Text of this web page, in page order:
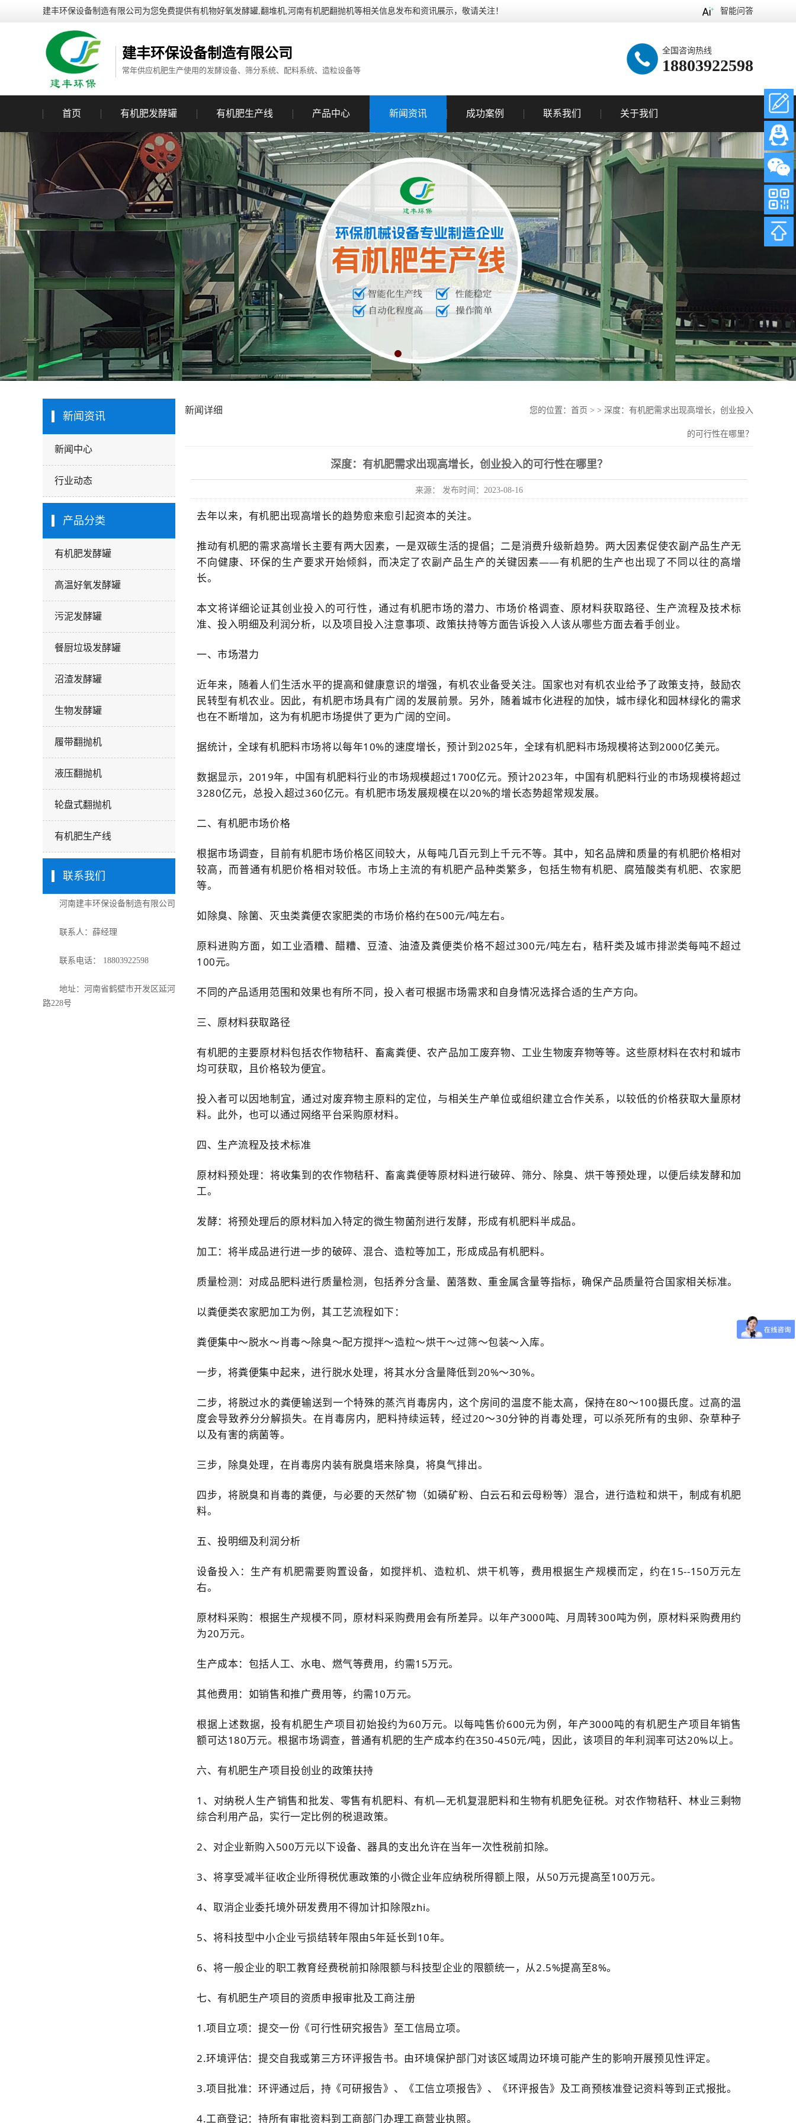
建丰环保设备制造有限公司为您免费提供有机物好氧发酵罐,翻堆机,河南有机肥翻抛机等相关信息发布和资讯展示，敬请关注！ 智能问答
建丰环保设备制造有限公司
常年供应机肥生产使用的发酵设备、筛分系统、配料系统、造粒设备等
全国咨询热线
18803922598
首页 有机肥发酵罐 有机肥生产线 产品中心 新闻资讯 成功案例 联系我们 关于我们
新闻资讯
新闻中心
行业动态
产品分类
有机肥发酵罐
高温好氧发酵罐
污泥发酵罐
餐厨垃圾发酵罐
沼渣发酵罐
生物发酵罐
履带翻抛机
液压翻抛机
轮盘式翻抛机
有机肥生产线
联系我们
河南建丰环保设备制造有限公司
联系人：薛经理
联系电话： 18803922598
地址：河南省鹤壁市开发区延河
路228号
新闻详细 您的位置： 首页 > > 深度：有机肥需求出现高增长，创业投入
的可行性在哪里？
深度：有机肥需求出现高增长，创业投入的可行性在哪里？
来源： 发布时间：2023-08-16
去年以来，有机肥出现高增长的趋势愈来愈引起资本的关注。
推动有机肥的需求高增长主要有两大因素，一是双碳生活的提倡；二是消费升级新趋势。两大因素促使农副产品生产无
不向健康、环保的生产要求开始倾斜，而决定了农副产品生产的关键因素——有机肥的生产也出现了不同以往的高增
长。
本文将详细论证其创业投入的可行性，通过有机肥市场的潜力、市场价格调查、原材料获取路径、生产流程及技术标
准、投入明细及利润分析，以及项目投入注意事项、政策扶持等方面告诉投入人该从哪些方面去着手创业。
一、市场潜力
近年来，随着人们生活水平的提高和健康意识的增强，有机农业备受关注。国家也对有机农业给予了政策支持，鼓励农
民转型有机农业。因此，有机肥市场具有广阔的发展前景。另外，随着城市化进程的加快，城市绿化和园林绿化的需求
也在不断增加，这为有机肥市场提供了更为广阔的空间。
据统计，全球有机肥料市场将以每年10%的速度增长，预计到2025年，全球有机肥料市场规模将达到2000亿美元。
数据显示，2019年，中国有机肥料行业的市场规模超过1700亿元。预计2023年，中国有机肥料行业的市场规模将超过
3280亿元，总投入超过360亿元。有机肥市场发展规模在以20%的增长态势超常规发展。
二、有机肥市场价格
根据市场调查，目前有机肥市场价格区间较大，从每吨几百元到上千元不等。其中，知名品牌和质量的有机肥价格相对
较高，而普通有机肥价格相对较低。市场上主流的有机肥产品种类繁多，包括生物有机肥、腐殖酸类有机肥、农家肥
等。
如除臭、除箘、灭虫类粪便农家肥类的市场价格约在500元/吨左右。
原料进购方面，如工业酒糟、醋糟、豆渣、油渣及粪便类价格不超过300元/吨左右，秸秆类及城市排淤类每吨不超过
100元。
不同的产品适用范围和效果也有所不同，投入者可根据市场需求和自身情况选择合适的生产方向。
三、原材料获取路径
有机肥的主要原材料包括农作物秸秆、畜禽粪便、农产品加工废弃物、工业生物废弃物等等。这些原材料在农村和城市
均可获取，且价格较为便宜。
投入者可以因地制宜，通过对废弃物主原料的定位，与相关生产单位或组织建立合作关系，以较低的价格获取大量原材
料。此外，也可以通过网络平台采购原材料。
四、生产流程及技术标准
原材料预处理：将收集到的农作物秸秆、畜禽粪便等原材料进行破碎、筛分、除臭、烘干等预处理，以便后续发酵和加
工。
发酵：将预处理后的原材料加入特定的微生物菌剂进行发酵，形成有机肥料半成品。
加工：将半成品进行进一步的破碎、混合、造粒等加工，形成成品有机肥料。
质量检测：对成品肥料进行质量检测，包括养分含量、菌落数、重金属含量等指标，确保产品质量符合国家相关标准。
以粪便类农家肥加工为例，其工艺流程如下：
粪便集中～脱水～肖毒～除臭～配方搅拌～造粒～烘干～过筛～包装～入库。
一步，将粪便集中起来，进行脱水处理，将其水分含量降低到20%～30%。
二步，将脱过水的粪便输送到一个特殊的蒸汽肖毒房内，这个房间的温度不能太高，保持在80～100摄氏度。过高的温
度会导致养分分解损失。在肖毒房内，肥料持续运转，经过20～30分钟的肖毒处理，可以杀死所有的虫卵、杂草种子
以及有害的病菌等。
三步，除臭处理，在肖毒房内装有脱臭塔来除臭，将臭气排出。
四步，将脱臭和肖毒的粪便，与必要的天然矿物（如磷矿粉、白云石和云母粉等）混合，进行造粒和烘干，制成有机肥
料。
五、投明细及利润分析
设备投入：生产有机肥需要购置设备，如搅拌机、造粒机、烘干机等，费用根据生产规模而定，约在15--150万元左
右。
原材料采购：根据生产规模不同，原材料采购费用会有所差异。以年产3000吨、月周转300吨为例，原材料采购费用约
为20万元。
生产成本：包括人工、水电、燃气等费用，约需15万元。
其他费用：如销售和推广费用等，约需10万元。
根据上述数据，投有机肥生产项目初始投约为60万元。以每吨售价600元为例，年产3000吨的有机肥生产项目年销售
额可达180万元。根据市场调查，普通有机肥的生产成本约在350-450元/吨，因此，该项目的年利润率可达20%以上。
六、有机肥生产项目投创业的政策扶持
1、对纳税人生产销售和批发、零售有机肥料、有机—无机复混肥料和生物有机肥免征税。对农作物秸秆、林业三剩物
综合利用产品，实行一定比例的税退政策。
2、对企业新购入500万元以下设备、器具的支出允许在当年一次性税前扣除。
3、将享受减半征收企业所得税优惠政策的小微企业年应纳税所得额上限，从50万元提高至100万元。
4、取消企业委托境外研发费用不得加计扣除限zhi。
5、将科技型中小企业亏损结转年限由5年延长到10年。
6、将一般企业的职工教育经费税前扣除限额与科技型企业的限额统一，从2.5%提高至8%。
七、有机肥生产项目的资质申报审批及工商注册
1.项目立项：提交一份《可行性研究报告》至工信局立项。
2.环境评估：提交自我或第三方环评报告书。由环境保护部门对该区域周边环境可能产生的影响开展预见性评定。
3.项目批准：环评通过后，持《可研报告》、《工信立项报告》、《环评报告》及工商预核准登记资料等到正式报批。
4.工商登记：持所有审批资料到工商部门办理工商营业执照。